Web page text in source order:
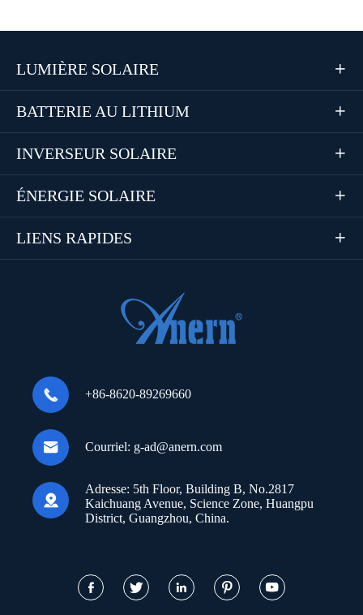
LUMIÈRE SOLAIRE 
BATTERIE AU LITHIUM 
INVERSEUR SOLAIRE 
ÉNERGIE SOLAIRE 
LIENS RAPIDES 
 +86-8620-89269660
 Courriel: g-ad@anern.com

Adresse: 5th Floor, Building B, No.2817
Kaichuang Avenue, Science Zone, Huangpu
District, Guangzhou, China.
    